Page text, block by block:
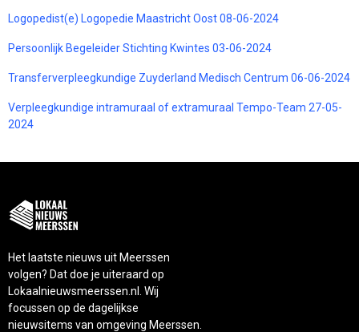
Logopedist(e) Logopedie Maastricht Oost 08-06-2024
Persoonlijk Begeleider Stichting Kwintes 03-06-2024
Transferverpleegkundige Zuyderland Medisch Centrum 06-06-2024
Verpleegkundige intramuraal of extramuraal Tempo-Team 27-05-
2024
Het laatste nieuws uit Meerssen
volgen? Dat doe je uiteraard op
Lokaalnieuwsmeerssen.nl. Wij
focussen op de dagelijkse
nieuwsitems van omgeving Meerssen.